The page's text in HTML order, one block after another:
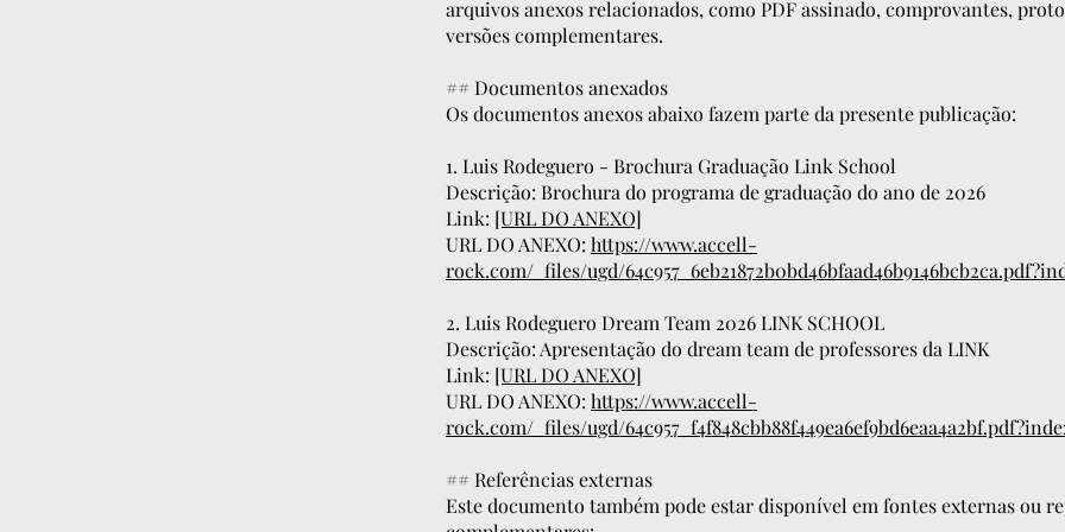
arquivos anexos relacionados, como PDF assinado, comprovantes,
versões complementares.
## Documentos anexados
Os documentos anexos abaixo fazem parte da presente publicação:
1. Luis Rodeguero - Brochura Graduação Link School
Descrição: Brochura do programa de graduação do ano de 2026
Link: [URL DO ANEXO]
URL DO ANEXO: https://www.accell-
rock.com/_files/ugd/
2. Luis Rodeguero Dream Team 2026 LINK SCHOOL
Descrição: Apresentação do dream team de professores da LINK
Link: [URL DO ANEXO]
URL DO ANEXO: https://www.accell-
rock.com/_files/ugd/
## Referências externas
Este documento também pode estar disponível em fontes externas ou